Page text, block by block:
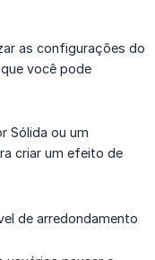
as configurações do
você pode
Sólida ou um
criar um efeito de
de arredondamento